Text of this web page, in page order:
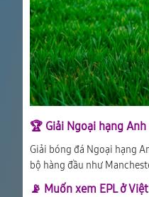
🏆 Giải Ngoại hạng
Giải bóng đá Ngoại hạng
bộ hàng đầu như
📡 Muốn xem EPL ở